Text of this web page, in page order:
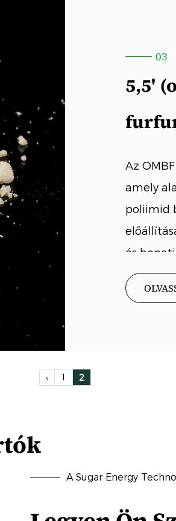
03
5,5'
Az
amely
poliimid
és
‹ 1 2
A Sugar Energy